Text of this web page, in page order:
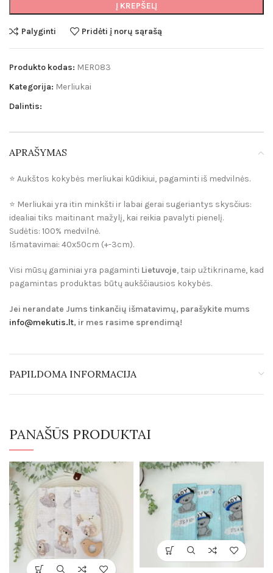
Į KREPŠELĮ
Palyginti Pridėti į norų sąrašą
Produkto kodas: MER083
Kategorija: Merliukai
Dalintis:
APRAŠYMAS
⭐️ Aukštos kokybės merliukai kūdikiui, pagaminti iš medvilnės.
⭐️ Merliukai yra itin minkšti ir labai gerai sugeriantys skysčius:
idealiai tiks maitinant mažylį, kai reikia pavalyti pienelį.
Sudėtis: 100% medvilnė.
Išmatavimai: 40x50cm (+-3cm).
Visi mūsų gaminiai yra pagaminti Lietuvoje, taip užtikriname, kad
pagamintas produktas būtų aukščiausios kokybės.
Jei nerandate Jums tinkančių išmatavimų, parašykite mums
info@mekutis.lt, ir mes rasime sprendimą!
PAPILDOMA INFORMACIJA
PANAŠŪS PRODUKTAI